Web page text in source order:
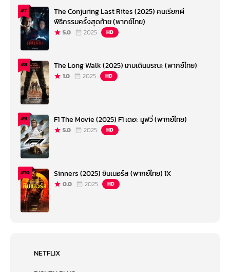
#7
The Conjuring Last Rites (2025) คนเรียกผี
พิธีกรรมครั้งสุดท้าย (พากย์ไทย)
5.0 2025 HD
#8 The Long Walk (2025) เกมเดินมรณะ (พากย์ไทย)
1.0 2025 HD
#9 F1 The Movie (2025) F1 เดอะ มูฟวี่ (พากย์ไทย)
5.0 2025 HD
#10 Sinners (2025) ซินเนอร์ส (พากย์ไทย) 1X
0.0 2025 HD
NETFLIX